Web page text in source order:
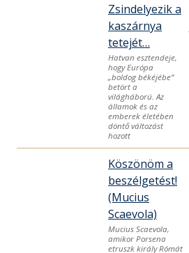
Zsindelyezik a
kaszárnya
tetejét…
Hatvan esztendeje,
hogy Európa
„boldog békéjébe”
betört a
világháború. Az
államok és az
emberek életében
döntő változást
hozott
Köszönöm a
beszélgetést!
(Mucius
Scaevola)
Mucius Scaevola,
amikor Porsena
etruszk király Rómát